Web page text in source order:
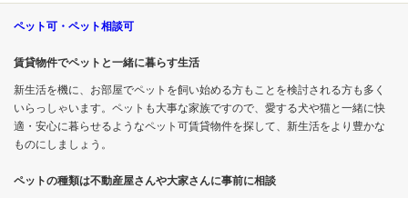
ペット可・ペット相談可
賃貸物件でペットと一緒に暮らす生活
新生活を機に、お部屋でペットを飼い始める方もことを検討される方も多く
いらっしゃいます。ペットも大事な家族ですので、愛する犬や猫と一緒に快
適・安心に暮らせるようなペット可賃貸物件を探して、新生活をより豊かな
ものにしましょう。
ペットの種類は不動産屋さんや大家さんに事前に相談